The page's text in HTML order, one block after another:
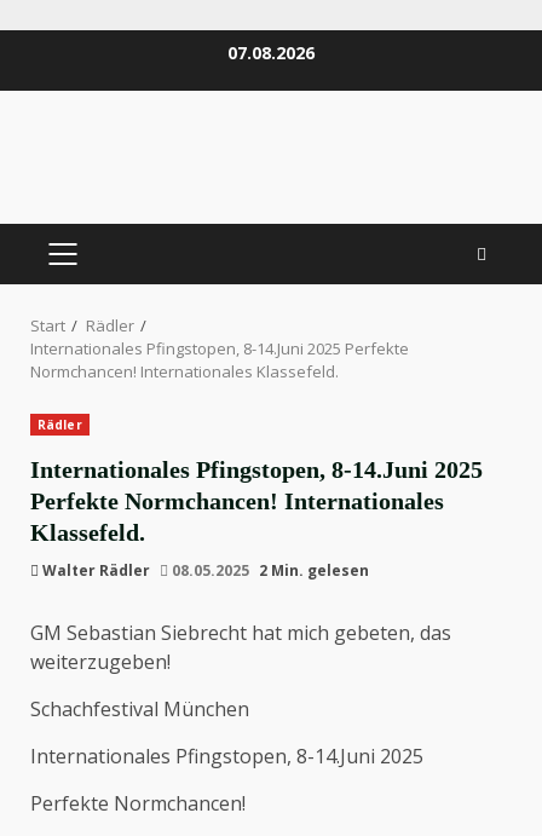
07.08.2026
PRIMÄRES
Start
Rädler
Internationales Pfingstopen, 8-14.Juni 2025 Perfekte
Normchancen! Internationales Klassefeld.
Rädler
Internationales Pfingstopen, 8-14.Juni 2025
Perfekte Normchancen! Internationales
Klassefeld.
Walter Rädler 08.05.2025 2 Min. gelesen
GM Sebastian Siebrecht hat mich gebeten, das
weiterzugeben!
Schachfestival München
Internationales Pfingstopen, 8-14.Juni 2025
Perfekte Normchancen!